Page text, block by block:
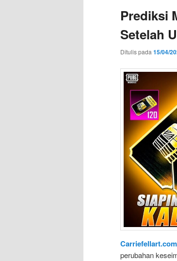
Prediksi
Setelah
Ditulis pada 15/04/
Carriefellart.com
perubahan